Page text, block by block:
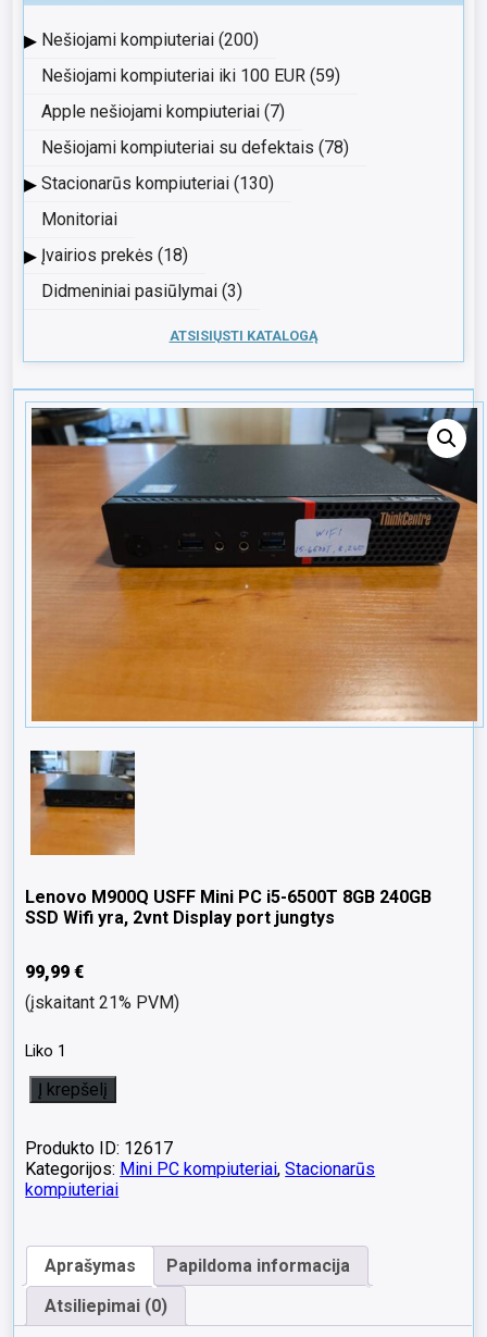
▸ Nešiojami kompiuteriai (200)
Nešiojami kompiuteriai iki 100 EUR (59)
Apple nešiojami kompiuteriai (7)
Nešiojami kompiuteriai su defektais (78)
▸ Stacionarūs kompiuteriai (130)
Monitoriai
▸ Įvairios prekės (18)
Didmeniniai pasiūlymai (3)
ATSISIŲSTI KATALOGĄ
Lenovo M900Q USFF Mini PC i5-6500T 8GB 240GB
SSD Wifi yra, 2vnt Display port jungtys
99,99€
(įskaitant 21% PVM)
Liko 1
produkto
kiekis:
M900Q
USFF
Mini
6500T
8GB
240GB
SSD
Į krepšelį
Produkto ID: 12617
Kategorijos: Mini PC kompiuteriai,Stacionarūs
kompiuteriai
Aprašymas
Papildoma informacija
Atsiliepimai (0)